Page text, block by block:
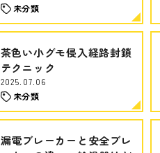
未分類
茶色い小グモ侵入経路封鎖
テクニック
2025.07.06
未分類
漏電ブレーカーと安全ブレ